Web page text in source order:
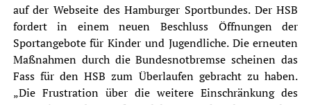
auf der Webseite des Hamburger Sportbundes. Der HSB
fordert in einem neuen Beschluss Öffnungen der
Sportangebote für Kinder und Jugendliche. Die erneuten
Maßnahmen durch die Bundesnotbremse scheinen das
Fass für den HSB zum Überlaufen gebracht zu haben.
„Die Frustration über die weitere Einschränkung des